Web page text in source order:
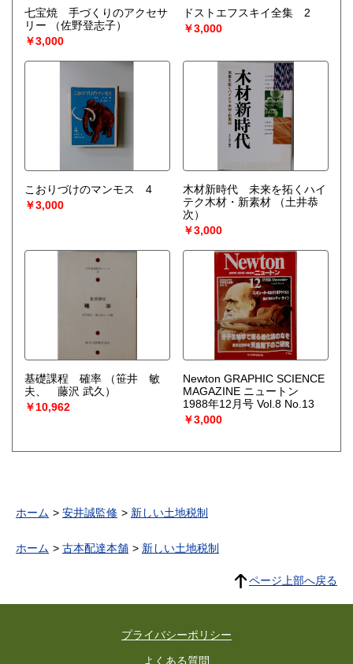
七宝焼 手づくりのアクセサ
リー
（佐野登志子）
￥3,000
ドストエフスキイ全集 2
￥3,000
こおりづけのマンモス 4
￥3,000
木材新時代 未来を拓くハイ
テク木材・新素材
（土井恭
次）
￥3,000
基礎課程 確率
（笹井 敏
夫、 藤沢 武久）
￥10,962
Newton GRAPHIC SCIENCE
MAGAZINE ニュートン
1988年12月号 Vol.8 No.13
￥3,000
ホーム 安井誠監修 新しい土地税制
ホーム 古本配達本舗 新しい土地税制
ページ上部へ戻る
プライバシーポリシー
よくある質問